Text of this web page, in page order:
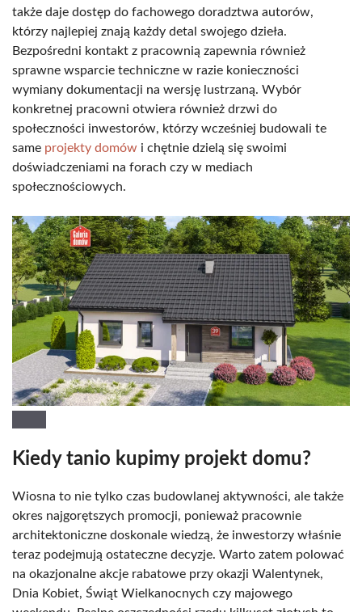
także daje dostęp do fachowego doradztwa autorów,
którzy najlepiej znają każdy detal swojego dzieła.
Bezpośredni kontakt z pracownią zapewnia również
sprawne wsparcie techniczne w razie konieczności
wymiany dokumentacji na wersję lustrzaną. Wybór
konkretnej pracowni otwiera również drzwi do
społeczności inwestorów, którzy wcześniej budowali te
same projekty domów i chętnie dzielą się swoimi
doświadczeniami na forach czy w mediach
społecznościowych.
Kiedy tanio kupimy projekt domu?
Wiosna to nie tylko czas budowlanej aktywności, ale także
okres najgorętszych promocji, ponieważ pracownie
architektoniczne doskonale wiedzą, że inwestorzy właśnie
teraz podejmują ostateczne decyzje. Warto zatem polować
na okazjonalne akcje rabatowe przy okazji Walentynek,
Dnia Kobiet, Świąt Wielkanocnych czy majowego